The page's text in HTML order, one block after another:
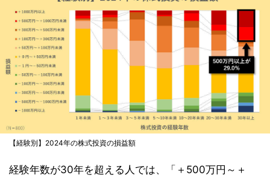
【経験別】2024年の株式投資の損益額
経験年数が30年を超える人では、「＋500万円～＋